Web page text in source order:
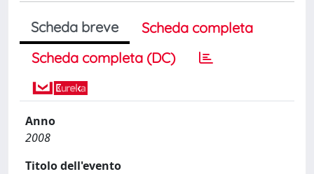
Scheda breve
Scheda completa
Scheda completa (DC)
Anno
2008
Titolo dell'evento